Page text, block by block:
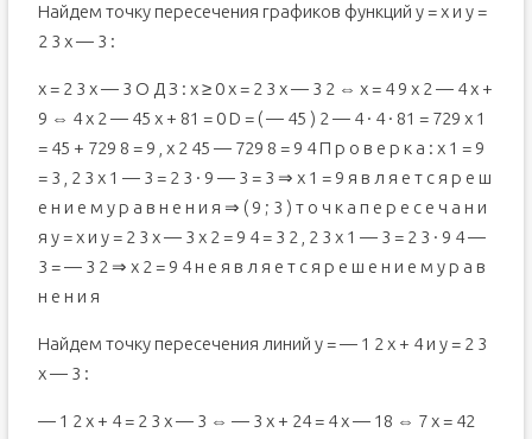
Найдем точку пересечения графиков функций y = x и y =
2 3 x — 3 :
x = 2 3 x — 3 О Д З : x ≥ 0 x = 2 3 x — 3 2 ⇔ x = 4 9 x 2 — 4 x +
9 ⇔ 4 x 2 — 45 x + 81 = 0 D = ( — 45 ) 2 — 4 · 4 · 81 = 729 x 1
= 45 + 729 8 = 9 , x 2 45 — 729 8 = 9 4 П р о в е р к а : x 1 = 9
= 3 , 2 3 x 1 — 3 = 2 3 · 9 — 3 = 3 ⇒ x 1 = 9 я в л я е т с я р е ш
е н и е м у р а в н е н и я ⇒ ( 9 ; 3 ) т о ч к а п е р е с е ч а н и
я y = x и y = 2 3 x — 3 x 2 = 9 4 = 3 2 , 2 3 x 1 — 3 = 2 3 · 9 4 —
3 = — 3 2 ⇒ x 2 = 9 4 н е я в л я е т с я р е ш е н и е м у р а в
н е н и я
Найдем точку пересечения линий y = — 1 2 x + 4 и y = 2 3
x — 3 :
— 1 2 x + 4 = 2 3 x — 3 ⇔ — 3 x + 24 = 4 x — 18 ⇔ 7 x = 42